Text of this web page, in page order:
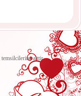
aittir.